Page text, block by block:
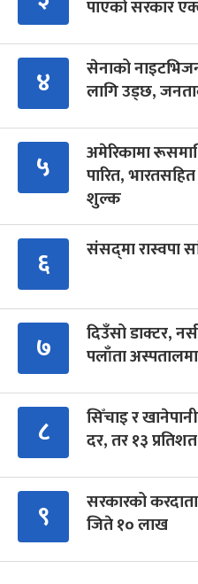
पाएको सरकार
४
सेनाको
लागि उड्छ,
५
अमेरिकामा
पारित,
शुल्क
६ संसद्‍मा रास्वपा
७
दिउँसो डाक्टर,
पलाँता
८
सिँचाइ र
दर, तर १३
९
सरकारको
जिते १० लाख